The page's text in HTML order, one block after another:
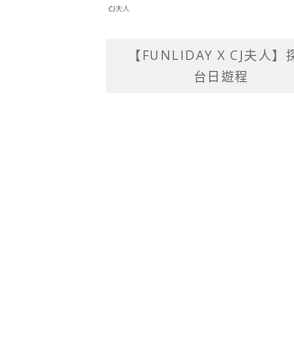
【FUNLIDAY X CJ夫人】
台日遊程